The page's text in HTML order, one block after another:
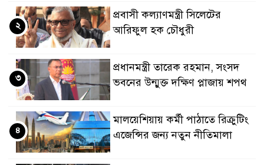
প্রবাসী কল্যাণমন্ত্রী সিলেটের
আরিফুল হক চৌধুরী
২
প্রধানমন্ত্রী তারেক রহমান, সংসদ
ভবনের উন্মুক্ত দক্ষিণ প্লাজায় শপথ
৩
মালয়েশিয়ায় কর্মী পাঠাতে রিক্রুটিং
এজেন্সির জন্য নতুন নীতিমালা
৪